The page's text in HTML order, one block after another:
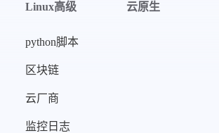
Linux高级
python脚本
区块链
云厂商
监控日志
云原生